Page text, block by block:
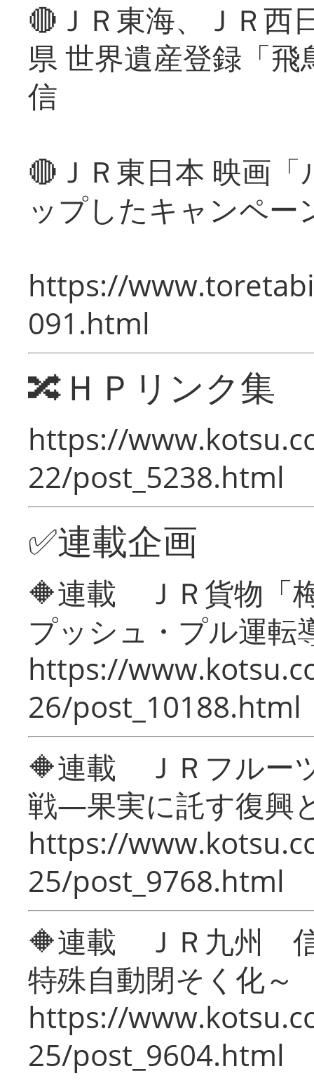
🔴ＪＲ東海、ＪＲ西
県 世界遺産登録「
信
🔴ＪＲ東日本 映画
ップしたキャンペー
https://
091.html
🔀ＨＰリンク集
https://
22/post_5238.html
✅連載企画
🔶連載 ＪＲ貨物「
プッシュ・プル運転
https://
26/post_10188.html
🔶連載 ＪＲフルー
戦―果実に託す復興
https://
25/post_9768.html
🔶連載 ＪＲ九州 信
特殊自動閉そく化～
https://
25/post_9604.html